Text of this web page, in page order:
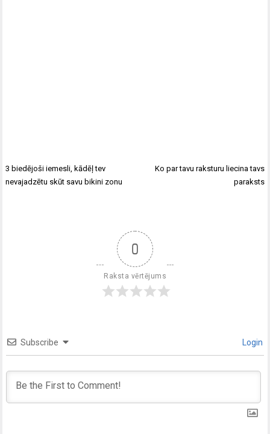
3 biedējoši iemesli, kādēļ tev
nevajadzētu skūt savu bikini zonu
Ko par tavu raksturu liecina tavs
paraksts
0
Raksta vērtējums
Subscribe Login